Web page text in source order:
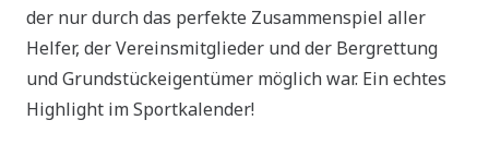
der nur durch das perfekte Zusammenspiel aller
Helfer, der Vereinsmitglieder und der Bergrettung
und Grundstückeigentümer möglich war. Ein echtes
Highlight im Sportkalender!